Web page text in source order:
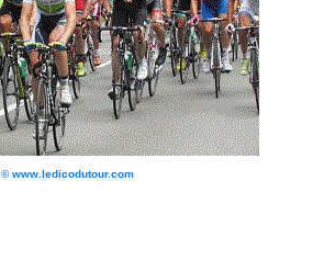
© www.ledicodutour.com